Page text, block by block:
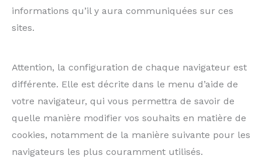
informations qu’il y aura communiquées sur ces
sites.
Attention, la configuration de chaque navigateur est
différente. Elle est décrite dans le menu d’aide de
votre navigateur, qui vous permettra de savoir de
quelle manière modifier vos souhaits en matière de
cookies, notamment de la manière suivante pour les
navigateurs les plus couramment utilisés.